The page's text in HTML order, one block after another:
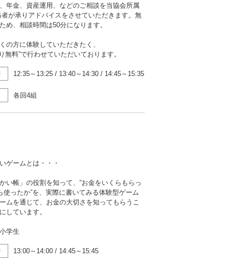
年金、資産運用、などのご相談を当協会所属
が承りアドバイスをさせていただきます。無
め、相談時間は50分になります。
の方に体験していただきたく、
無料”で行わせていただいております。
12:35～13:25 / 13:40～14:30 / 14:45～15:35
各回4組
ゲームとは・・・
かい帳」の役割を知って、“お金をいくらもらっ
使ったか”を、実際に書いてみる体験型ゲーム
ムを通じて、お金の大切さを知ってもらうこ
しています。
学生
13:00～14:00 / 14:45～15:45